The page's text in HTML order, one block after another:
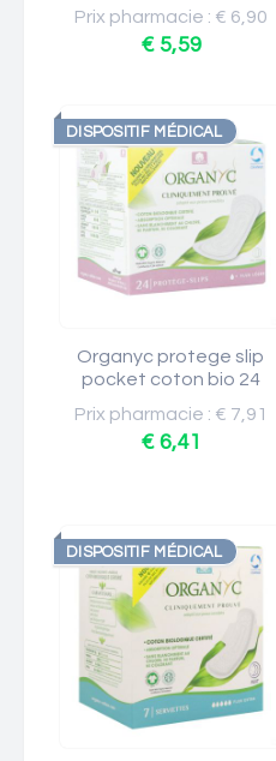
Prix pharmacie : € 6,90
€ 5,59
DISPOSITIF MÉDICAL
Organyc protege slip
pocket coton bio 24
Prix pharmacie : € 7,91
€ 6,41
DISPOSITIF MÉDICAL